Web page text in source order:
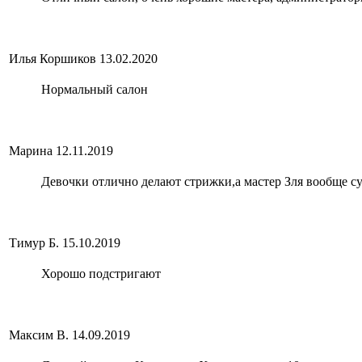
Илья Коршиков 13.02.2020
Нормальный салон
Марина 12.11.2019
Девочки отлично делают стрижки,а мастер Зля вообще
Тимур Б. 15.10.2019
Хорошо подстригают
Максим В. 14.09.2019